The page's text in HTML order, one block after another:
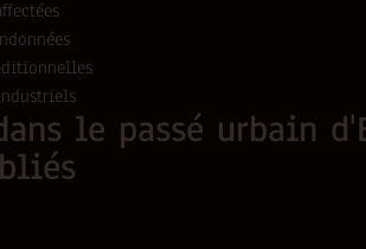
le passé urbain